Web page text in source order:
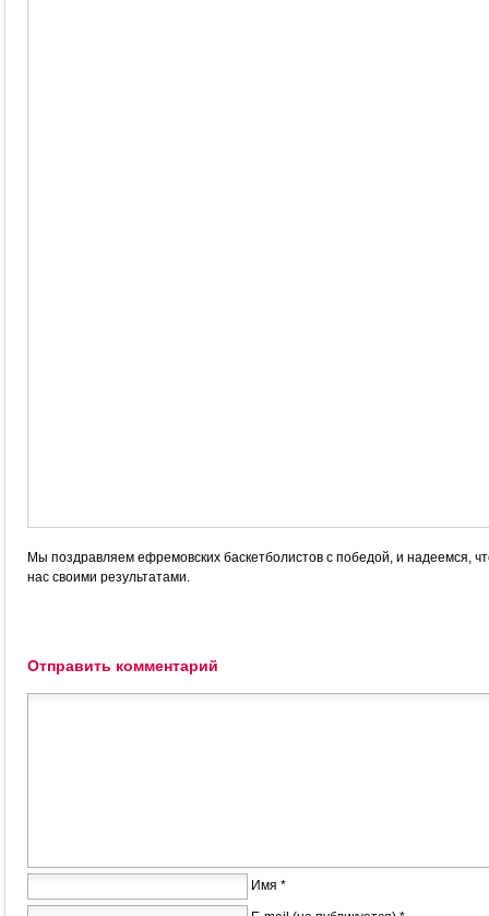
Мы поздравляем ефремовских баскетболистов с победой, и надеемся,
нас своими результатами.
Отправить комментарий
Имя *